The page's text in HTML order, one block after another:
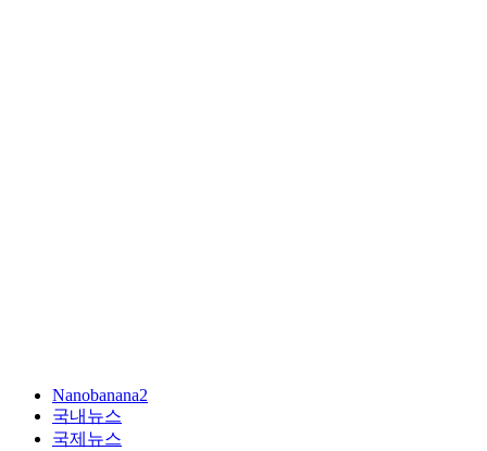
Nanobanana2
국내뉴스
국제뉴스